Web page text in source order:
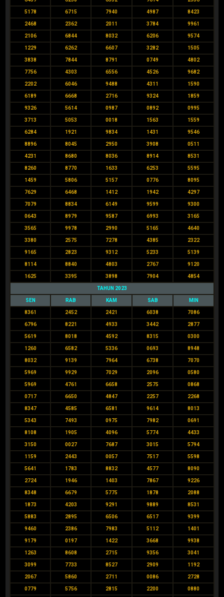
5178 6715 7940 4987 8423
2468 2362 2011 3784 9961
2106 6844 8032 6206 9574
1229 6262 6607 3282 1505
3838 7844 8791 0749 4802
7756 4303 6556 4526 9682
2202 6046 9488 4311 1590
6189 6668 2716 9324 1859
9326 5614 0987 0892 0995
3713 5053 0018 1563 1559
6284 1921 9834 1431 9546
8896 8045 2950 3908 0511
4231 8680 8036 8914 8531
8260 8770 1633 6253 5595
1459 5806 5157 0776 8095
7629 6468 1412 1942 4297
7079 8834 6149 9599 9300
0643 8979 9587 6993 3165
3565 9978 2990 5165 4640
3380 2575 7278 4385 2322
9165 2823 9312 5233 5139
8114 8840 4803 2767 9120
1625 3395 3898 7904 4854
TAHUN 2023
SEN RAB KAM SAB MIN
8361 2452 2421 6038 7086
6796 8221 4933 3442 2877
5619 8018 4592 8315 0300
1260 6582 5336 0693 8948
8032 9139 7964 6738 7070
5969 9929 7029 2096 0580
5969 4761 6658 2575 0868
0717 6650 4847 2257 2268
8347 4585 6581 9614 8013
5343 7493 0975 7982 0691
8108 1905 4096 5774 4433
3150 0027 7687 3015 5794
1159 2443 0057 7517 5598
5641 1783 8832 4577 8090
2724 1946 1403 7867 9226
8348 6679 5775 1878 2088
1873 4203 9291 9889 8531
5883 2895 6506 6517 9399
9460 2386 7983 5112 1401
9179 0197 1422 3668 9938
1263 8608 2715 9356 3041
3099 7733 8527 2909 1192
2067 5860 2711 0086 2728
0779 5756 2815 2200 0880